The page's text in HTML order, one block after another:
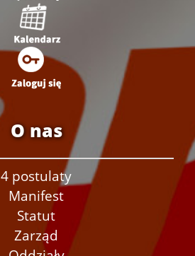
O nas
4 postulaty
Manifest
Statut
Zarząd